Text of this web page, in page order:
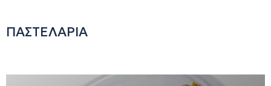
ΠΑΣΤΕΛΑΡΙΑ